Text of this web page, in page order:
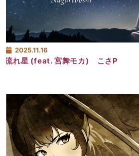
2025.11.16
流れ星 (feat. 宮舞モカ) こさP